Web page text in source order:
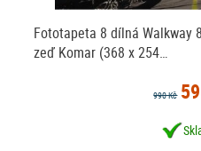
Fototapeta 8 dílná Walkway
zeď Komar (368 x 254…
990 Kč